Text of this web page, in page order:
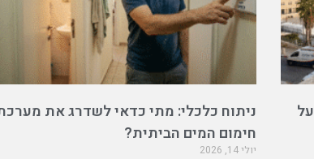
ניתוח כלכלי: מתי כדאי לשדרג את
חימום המים הביתית?
יולי 14, 2026